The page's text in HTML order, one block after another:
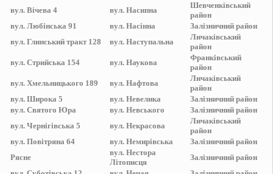
вул. Вічева 4 вул. Насипна
Шевченківський
район
вул. Любінська 91 вул. Насінна Залізничний район
вул. Глинський тракт 128 вул. Наступальна
Личаківський
район
вул. Стрийська 154 вул. Наукова
Франківський
район
вул. Хмельницького 189 вул. Нафтова
Личаківський
район
вул. Широка 5 вул. Невелика Залізничний район
вул. Святого Юра вул. Невського Залізничний район
вул. Чернігівська 5 вул. Некрасова
Личаківський
район
вул. Повітряна 64 вул. Немирівська Залізничний район
Рясне
вул. Нестора
Літописця
Залізничний район